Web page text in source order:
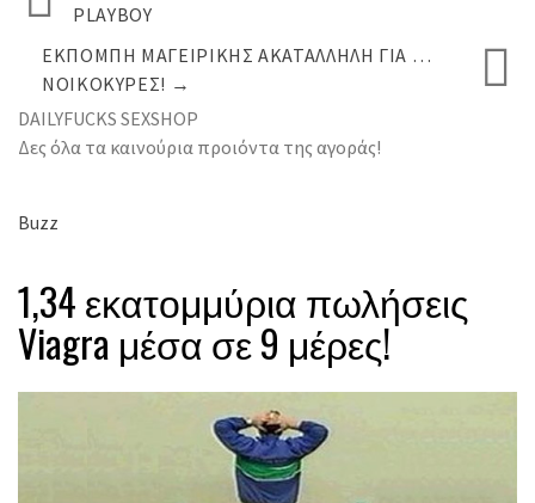
PLAYBOY
ΕΚΠΟΜΠΉ ΜΑΓΕΙΡΙΚΉΣ ΑΚΑΤΆΛΛΗΛΗ ΓΙΑ …
ΝΟΙΚΟΚΥΡΈΣ! →
DAILYFUCKS SEXSHOP
Δες όλα τα καινούρια προιόντα της αγοράς!
Buzz
1,34 εκατομμύρια πωλήσεις
Viagra μέσα σε 9 μέρες!